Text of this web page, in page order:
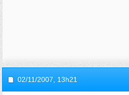
02/11/2007, 13h21